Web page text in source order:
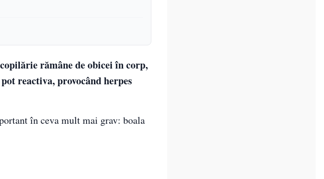
rămâne de obicei în corp,
reactiva, provocând herpes
în ceva mult mai grav: boala